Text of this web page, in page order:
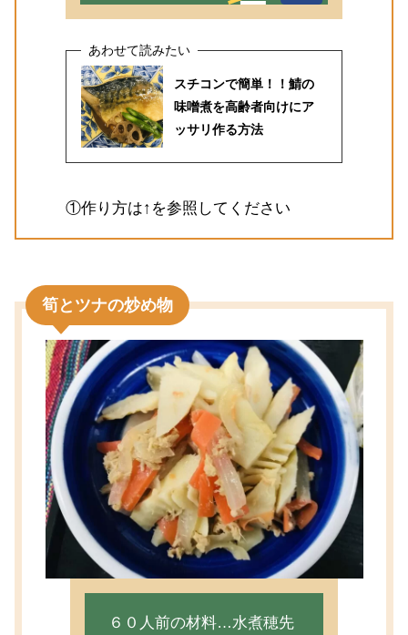
スチコンで簡単！！鯖の
味噌煮を高齢者向けにア
ッサリ作る方法
①作り方は↑を参照してください
筍とツナの炒め物
６０人前の材料…水煮穂先